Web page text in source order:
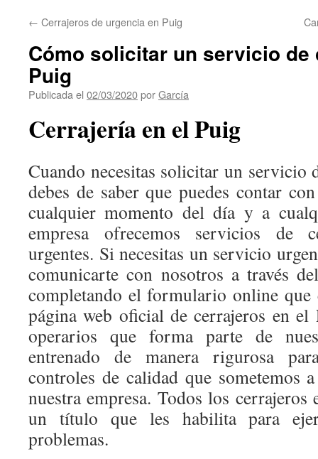
← Cerrajeros de urgencia en Puig
Cómo solicitar un servicio de
Puig
Publicada el 02/03/2020porGarcía
Cerrajería en el Puig
Cuando necesitas solicitar un servicio
debes de saber que puedes contar
cualquier momento del día y a
empresa ofrecemos servicios de
urgentes. Si necesitas un servicio
comunicarte con nosotros a través
completando el formulario online que
página web oficial de cerrajeros en
operarios que forma parte de
entrenado de manera rigurosa
controles de calidad que sometemos
nuestra empresa. Todos los
un título que les habilita para
problemas.